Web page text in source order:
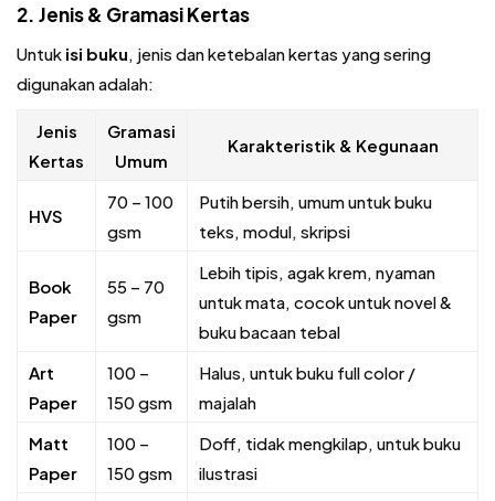
2. Jenis & Gramasi Kertas
Untuk isi buku, jenis dan ketebalan kertas yang sering
digunakan adalah:
Jenis
Kertas
Gramasi
Umum
Karakteristik & Kegunaan
HVS
70 – 100
gsm
Putih bersih, umum untuk buku
teks, modul, skripsi
Book
Paper
55 – 70
gsm
Lebih tipis, agak krem, nyaman
untuk mata, cocok untuk novel &
buku bacaan tebal
Art
Paper
100 –
150 gsm
Halus, untuk buku full color /
majalah
Matt
Paper
100 –
150 gsm
Doff, tidak mengkilap, untuk buku
ilustrasi